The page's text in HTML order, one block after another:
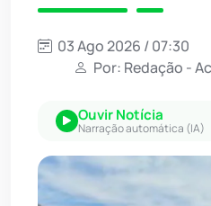
03 Ago 2026 / 07:30
Por: Redação -
Ouvir Notícia
Narração automática (IA)